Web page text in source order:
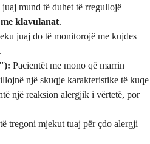
mund të duhet të rregullojë
klavulanat.
juaj do të monitorojë me kujdes
Pacientët me mono që marrin
një skuqje karakteristike të kuqe
një reaksion alergjik i vërtetë, por
tregoni mjekut tuaj për çdo alergji